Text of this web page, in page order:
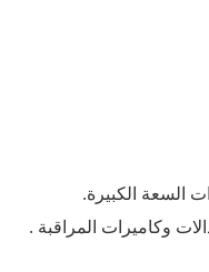
السعة الكبيرة.
وكاميرات المراقبة .